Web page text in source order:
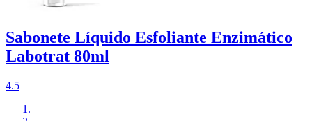
Sabonete Líquido Esfoliante Enzimático
Labotrat 80ml
4.5